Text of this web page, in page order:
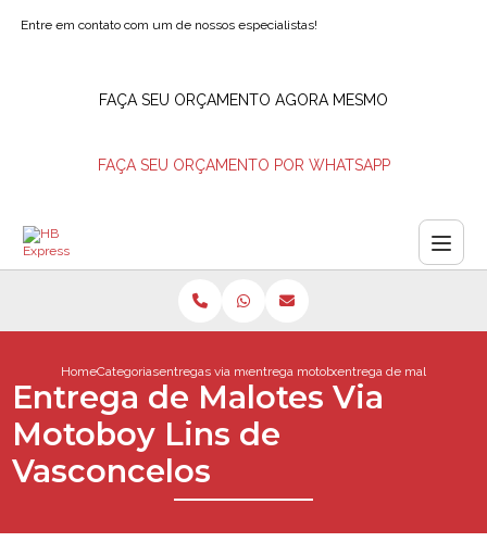
Entre em contato com um de nossos especialistas!
FAÇA SEU ORÇAMENTO AGORA MESMO
FAÇA SEU ORÇAMENTO POR WHATSAPP
HomeCategoriasentregas via motoboyentrega motoboyentrega de malotes via
Entrega de Malotes Via
Motoboy Lins de
Vasconcelos